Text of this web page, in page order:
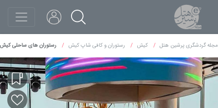
مجله گردشگری پرشین هتل کیش رستوران و کافی شاپ کیش رستوران های ساحلی کیش؛